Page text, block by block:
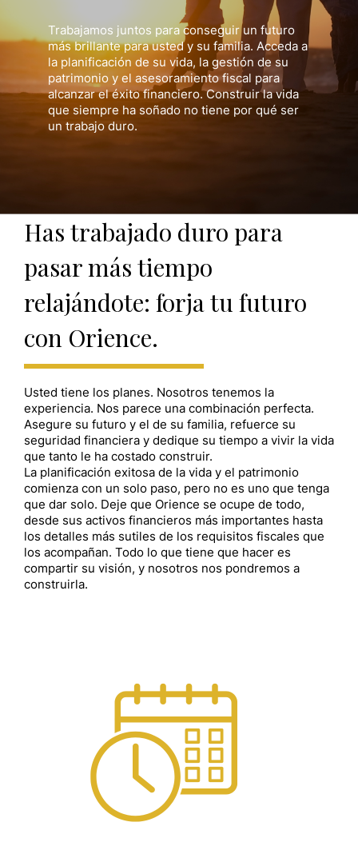
Trabajamos juntos para conseguir un futuro
más brillante para usted y su familia. Acceda a
la planificación de su vida, la gestión de su
patrimonio y el asesoramiento fiscal para
alcanzar el éxito financiero. Construir la vida
que siempre ha soñado no tiene por qué ser
un trabajo duro.
Has trabajado duro para
pasar más tiempo
relajándote: forja tu futuro
con Orience.
Usted tiene los planes. Nosotros tenemos la
experiencia. Nos parece una combinación perfecta.
Asegure su futuro y el de su familia, refuerce su
seguridad financiera y dedique su tiempo a vivir la vida
que tanto le ha costado construir.
La planificación exitosa de la vida y el patrimonio
comienza con un solo paso, pero no es uno que tenga
que dar solo. Deje que Orience se ocupe de todo,
desde sus activos financieros más importantes hasta
los detalles más sutiles de los requisitos fiscales que
los acompañan. Todo lo que tiene que hacer es
compartir su visión, y nosotros nos pondremos a
construirla.